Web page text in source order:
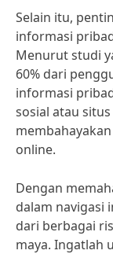
Selain itu,
informasi
Menurut studi
60% dari
informasi
sosial atau
online.
Dengan
dalam navigasi
dari berbagai
maya. Ingatlah